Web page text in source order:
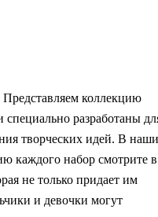
Представляем коллекцию
разработаны
творческих идей. В
каждого набор смотрите в
не только придает им
и девочки могут